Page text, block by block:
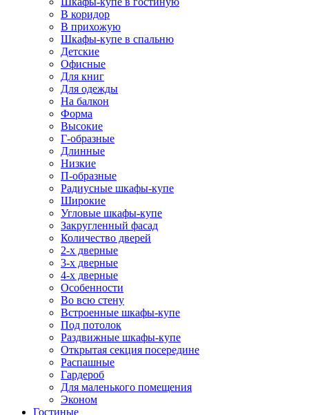
В коридор
В прихожую
Шкафы-купе в спальню
Детские
Офисные
Для книг
Для одежды
На балкон
Форма
Высокие
Г-образные
Длинные
Низкие
П-образные
Радиусные шкафы-купе
Широкие
Угловые шкафы-купе
Закругленный фасад
Количество дверей
2-х дверные
3-х дверные
4-х дверные
Особенности
Во всю стену
Встроенные шкафы-купе
Под потолок
Раздвижные шкафы-купе
Открытая секция посередине
Распашные
Гардероб
Для маленького помещения
Эконом
Гостиные